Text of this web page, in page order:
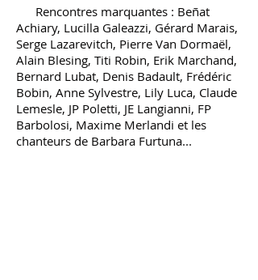
Rencontres marquantes : Beñat
Achiary, Lucilla Galeazzi, Gérard Marais,
Serge Lazarevitch, Pierre Van Dormaël,
Alain Blesing, Titi Robin, Erik Marchand,
Bernard Lubat, Denis Badault, Frédéric
Bobin, Anne Sylvestre, Lily Luca, Claude
Lemesle, JP Poletti, JE Langianni, FP
Barbolosi, Maxime Merlandi et les
chanteurs de Barbara Furtuna...